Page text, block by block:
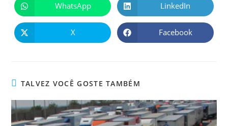
WhatsApp LinkedIn
X Facebook
TALVEZ VOCÊ GOSTE TAMBÉM